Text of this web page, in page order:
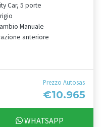
Car, 5 porte
Manuale
anteriore
Prezzo Autosas
€10.965
WHATSAPP